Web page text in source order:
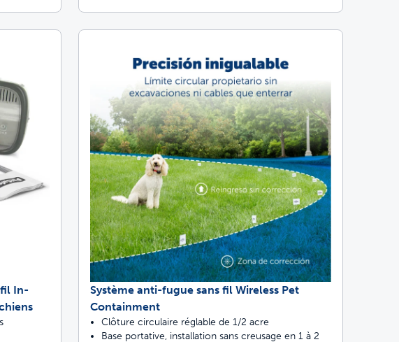
In-
Système anti-fugue sans fil Wireless Pet
Containment
Clôture circulaire réglable de 1/2 acre
Base portative, installation sans creusage en 1 à 2